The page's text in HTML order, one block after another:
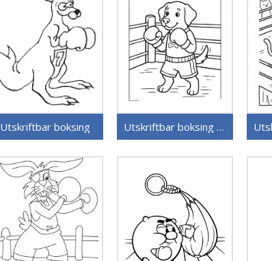
Utskriftbar boksing Utskriftbar boksing uten kostnad